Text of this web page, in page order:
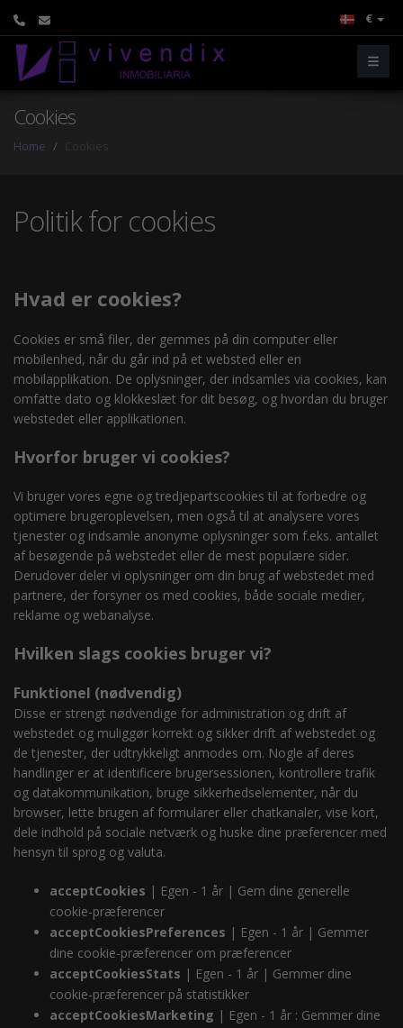
€
Cookies
Home
Politik for cookies
Hvad er cookies?
Cookies er små filer, der gemmes på din computer eller
mobilenhed, når du går ind på et websted eller en
mobilapplikation. De oplysninger, der indsamles via cookies, kan
omfatte dato og klokkeslæt for dit besøg, og hvordan du bruger
webstedet eller applikationen.
Hvorfor bruger vi cookies?
Vi bruger vores egne og tredjepartscookies til at forbedre og
optimere brugeroplevelsen, men også til at analysere vores
tjenester og indsamle anonyme oplysninger som f.eks. antallet
af besøgende på webstedet eller de mest populære sider.
Derudover deler vi oplysninger om din brug af webstedet med
partnere, der forsyner os med cookies, både sociale medier,
reklame og webanalyse.
Hvilken slags cookies bruger vi?
Funktionel (nødvendig)
Disse er strengt nødvendige for administration og drift af
webstedet og muliggør korrekt og sikker drift af webstedet og
de tjenester, der udtrykkeligt anmodes om. Nogle af deres
handlinger er at identificere brugersessionen, kontrollere trafik
og datakommunikation, bruge sikkerhedselementer, når du
browser, lette brugen af formularer eller chatkanaler, vise kort,
dele indhold på sociale netværk og huske dine præferencer med
hensyn til sprog og valuta.
acceptCookies | Egen - 1 år | Gem dine generelle
cookie-præferencer
acceptCookiesPreferences | Egen - 1 år | Gemmer
dine cookie-præferencer om præferencer
acceptCookiesStats | Egen - 1 år | Gemmer dine
cookie-præferencer på statistikker
acceptCookiesMarketing | Egen - 1 år : Gemmer dine